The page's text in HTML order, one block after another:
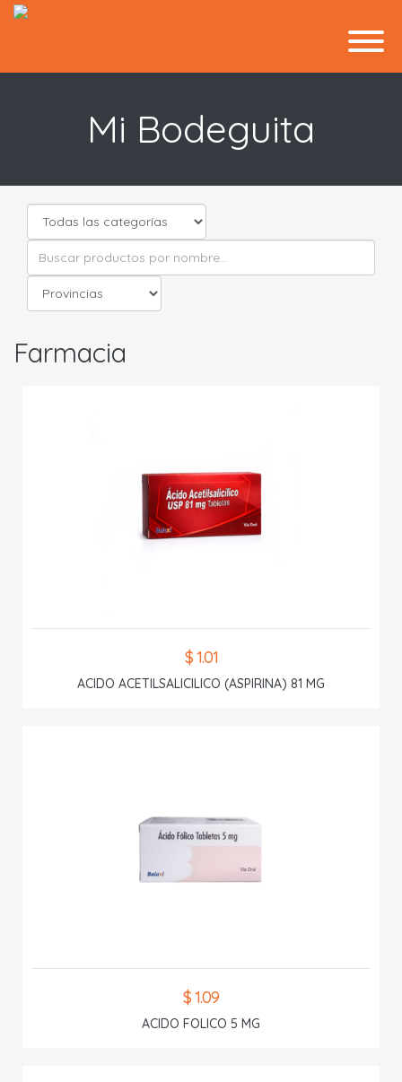
Mi Bodeguita
Farmacia
$ 1.01
ACIDO ACETILSALICILICO (ASPIRINA) 81 MG
$ 1.09
ACIDO FOLICO 5 MG